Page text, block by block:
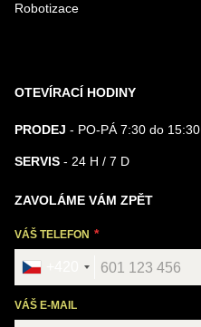
Robotizace
OTEVÍRACÍ HODINY
PRODEJ - PO-PÁ 7:30 do 15:30
SERVIS - 24 H / 7 D
ZAVOLÁME VÁM ZPĚT
VÁŠ TELEFON
VÁŠ E-MAIL